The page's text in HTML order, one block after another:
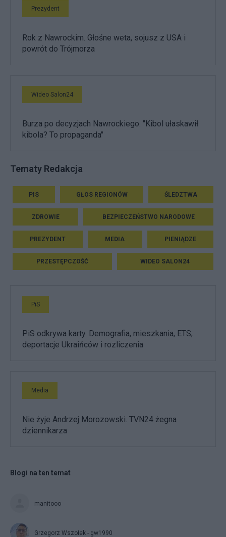
Prezydent
Rok z Nawrockim. Głośne weta, sojusz z USA i
powrót do Trójmorza
Wideo Salon24
Burza po decyzjach Nawrockiego. "Kibol ułaskawił
kibola? To propaganda"
Tematy Redakcja
PIS GŁOS REGIONÓW ŚLEDZTWA
ZDROWIE BEZPIECZEŃSTWO NARODOWE
PREZYDENT MEDIA PIENIĄDZE
PRZESTĘPCZOŚĆ WIDEO SALON24
PiS
PiS odkrywa karty. Demografia, mieszkania, ETS,
deportacje Ukraińców i rozliczenia
Media
Nie żyje Andrzej Morozowski. TVN24 żegna
dziennikarza
Blogi na ten temat
manitooo
Grzegorz Wszołek - gw1990